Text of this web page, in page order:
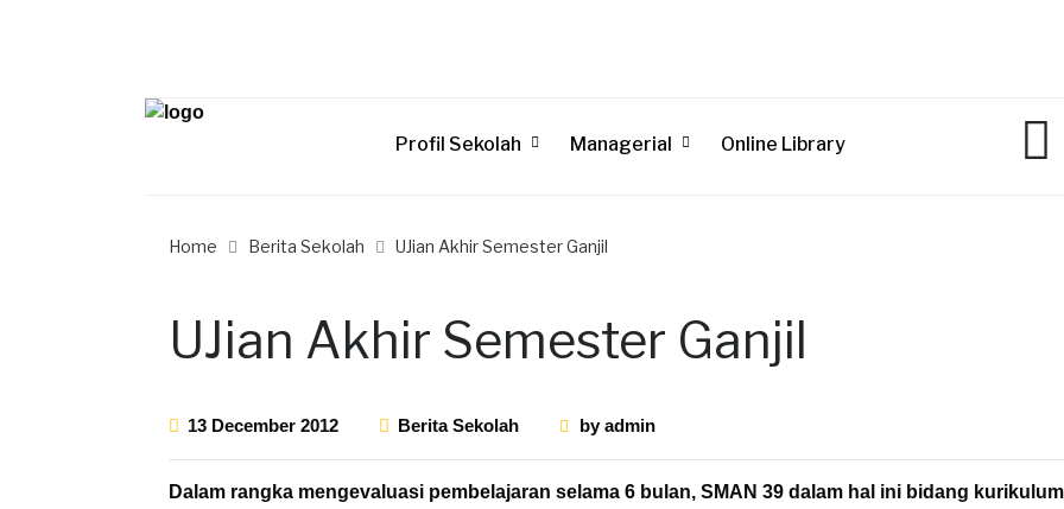
Profil Sekolah Managerial Online Library
Home Berita Sekolah UJian Akhir Semester Ganjil
UJian Akhir Semester Ganjil
13 December 2012 Berita Sekolah byadmin
Dalam rangka mengevaluasi pembelajaran selama 6 bulan, SMAN 39 dalam hal ini bidang kurikulum